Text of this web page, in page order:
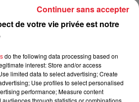
de votre vie privée est notre
do the following data processing based on
interest: Store and/or access
limited data to select advertising; Create
Use profiles to select personalised
performance; Measure content
through statistics or combinations
Continuer sans accepter